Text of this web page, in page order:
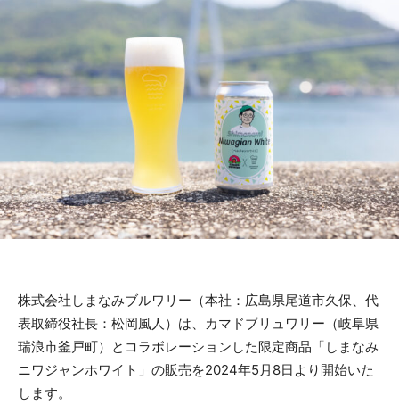
株式会社しまなみブルワリー（本社：広島県尾道市久保、代
表取締役社長：松岡風人）は、カマドブリュワリー（岐阜県
瑞浪市釜戸町）とコラボレーションした限定商品「しまなみ
ニワジャンホワイト」の販売を2024年5月8日より開始いた
します。